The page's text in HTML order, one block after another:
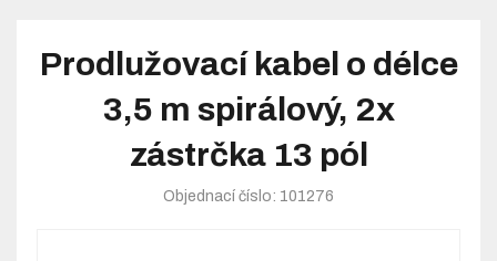
Prodlužovací kabel o délce
3,5 m spirálový, 2x
zástrčka 13 pól
Objednací číslo: 101276